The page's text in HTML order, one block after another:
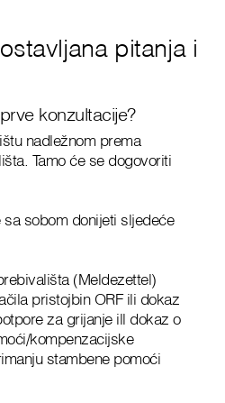
pitanja i
konzultacije?
nadležnom prema
Tamo će se dogovoriti
sobom donijeti sljedeće
(Meldezettel)
pristojbin ORF ili dokaz
za grijanje ill dokaz o
kompenzacijske
stambene pomoći